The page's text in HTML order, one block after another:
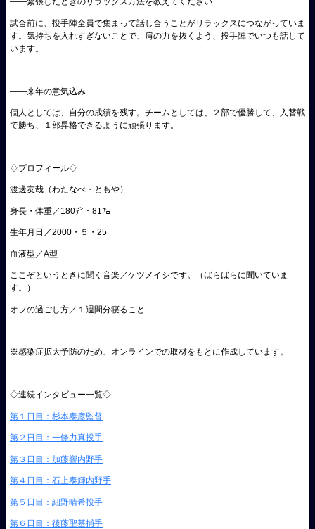
試合前に、投手陣全員で集まって話し合うことがリラックスにつながっていま
す。気持ちを入れすぎないことで、肩の力を抜くよう、投手陣でいつも話して
います。
――来年の意気込み
個人としては、自分の成績を残す。チームとしては、２部で優勝して、入替戦
で勝ち、１部昇格できるように頑張ります。
♢プロフィール♢
渡邊友哉（わたなべ・ともや）
身長・体重／180㌢・81㌔
生年月日／2000・５・25
血液型／A型
ここぞというときに聞く音楽／ケツメイシです。（ばらばらに聞いていま
す。）
オフの過ごし方／１週間分寝ること
※感染症拡大予防のため、オンラインでの取材をもとに作成しています。
◇連続インタビュー一覧◇
第１日目：杉本泰彦監督
第２日目：一條力真投手
第３日目：加藤響内野手
第４日目：石上泰輝内野手
第５日目：細野晴希投手
第６日目：後藤聖基捕手